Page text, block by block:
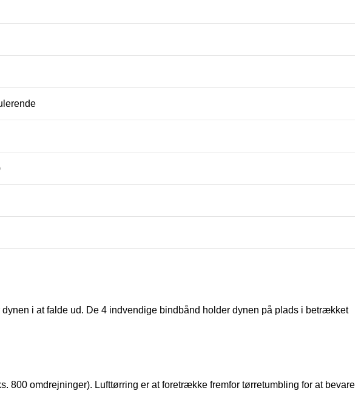
i at falde ud. De 4 indvendige bindbånd holder dynen på plads i betrækket
800 omdrejninger). Lufttørring er at foretrække fremfor tørretumbling for at bevare